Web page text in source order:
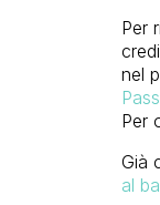
Per
nel
Per
Già
al